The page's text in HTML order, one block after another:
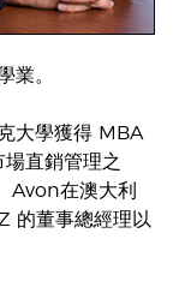
業。
大學獲得 MBA
直銷管理之
Avon在澳大利
的董事總經理以